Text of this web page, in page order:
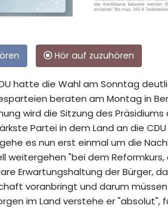
Hör auf zuzuhören
hatte die Wahl am Sonntag
beraten am Montag in
wird die Sitzung des
Partei in dem Land an die
es nun erst einmal um die
weitergehen "bei dem
Erwartungshaltung der Bürger,
voranbringt und darum müssen
im Land verstehe er "absolut",